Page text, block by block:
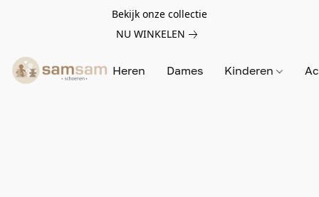
Bekijk onze collectie
NU WINKELEN
Heren Dames Kinderen